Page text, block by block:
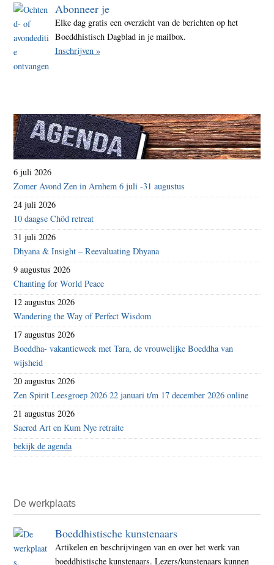
Abonneer je
Elke dag gratis een overzicht van de berichten op het
Boeddhistisch Dagblad in je mailbox.
Inschrijven »
6 juli 2026
Zomer Avond Zen in Arnhem 6 juli -31 augustus
24 juli 2026
10 daagse Chöd retreat
31 juli 2026
Dhyana & Insight – Reevaluating Dhyana
9 augustus 2026
Chanting for World Peace
12 augustus 2026
Wandering the Way of Perfect Wisdom
17 augustus 2026
Boeddha- vakantieweek met Tara, de vrouwelijke Boeddha van
wijsheid
20 augustus 2026
Zen Spirit Leesgroep 2026 22 januari t/m 17 december 2026 online
21 augustus 2026
Sacred Art en Kum Nye retraite
bekijk de agenda
De werkplaats
Boeddhistische kunstenaars
Artikelen en beschrijvingen van en over het werk van
boeddhistische kunstenaars. Lezers/kunstenaars kunnen